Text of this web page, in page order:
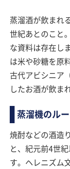
蒸溜酒が飲まれ
世紀あとのこと
な資料は存在し
は米や砂糖を原
古代アビシニア
したお酒が飲ま
蒸溜機のル
焼酎などの酒造
と、紀元前4世
す。ヘレニズム